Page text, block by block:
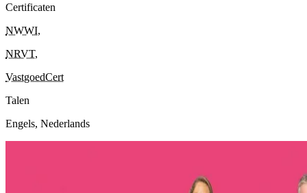
Certificaten
NWWI,
NRVT,
VastgoedCert
Talen
Engels, Nederlands